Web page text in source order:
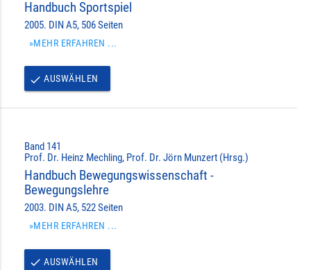
Handbuch Sportspiel
2005. DIN A5, 506 Seiten
»MEHR ERFAHREN ...
done AUSWÄHLEN
Band 141
Prof. Dr. Heinz Mechling, Prof. Dr. Jörn Munzert (Hrsg.)
Handbuch Bewegungswissenschaft -
Bewegungslehre
2003. DIN A5, 522 Seiten
»MEHR ERFAHREN ...
done AUSWÄHLEN